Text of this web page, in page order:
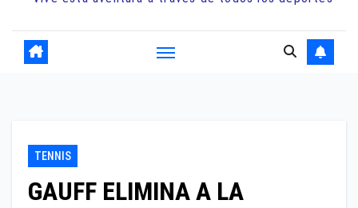
TENNIS
GAUFF ELIMINA A LA